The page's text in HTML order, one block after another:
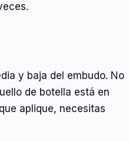
y baja del embudo. No
de botella está en
aplique, necesitas